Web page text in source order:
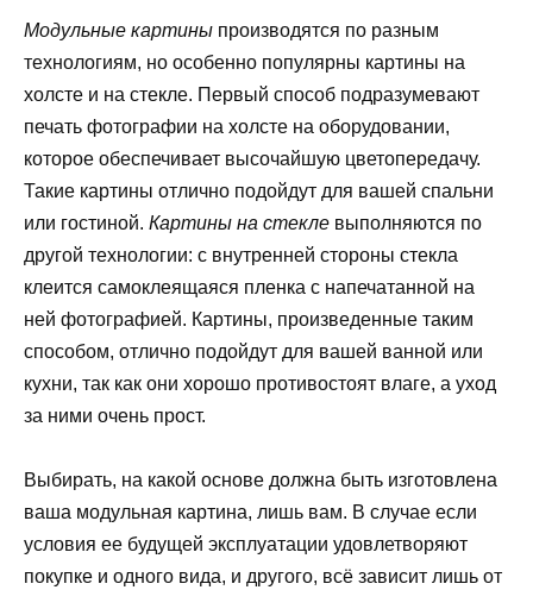
Модульные картины производятся по разным
технологиям, но особенно популярны картины на
холсте и на стекле. Первый способ подразумевают
печать фотографии на холсте на оборудовании,
которое обеспечивает высочайшую цветопередачу.
Такие картины отлично подойдут для вашей спальни
или гостиной. Картины на стекле выполняются по
другой технологии: с внутренней стороны стекла
клеится самоклеящаяся пленка с напечатанной на
ней фотографией. Картины, произведенные таким
способом, отлично подойдут для вашей ванной или
кухни, так как они хорошо противостоят влаге, а уход
за ними очень прост.
Выбирать, на какой основе должна быть изготовлена
ваша модульная картина, лишь вам. В случае если
условия ее будущей эксплуатации удовлетворяют
покупке и одного вида, и другого, всё зависит лишь от